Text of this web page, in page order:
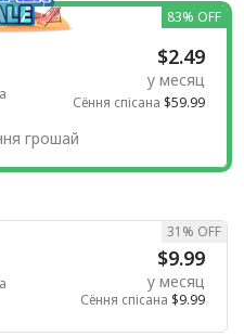
$2.49
у месяц
Сёння спісана $59.99
83% OFF
грошай
$9.99
у месяц
Сёння спісана $9.99
31% OFF